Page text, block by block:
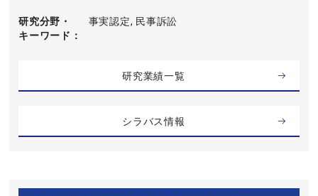
研究分野・
キーワード
事実認定, 民事訴訟
研究業績一覧
シラバス情報